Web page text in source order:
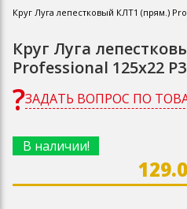
Круг Луга лепестковый КЛТ1 (прям.)
Круг Луга
Professional 125х22
ЗАДАТЬ ВОПРОС ПО
В наличии!